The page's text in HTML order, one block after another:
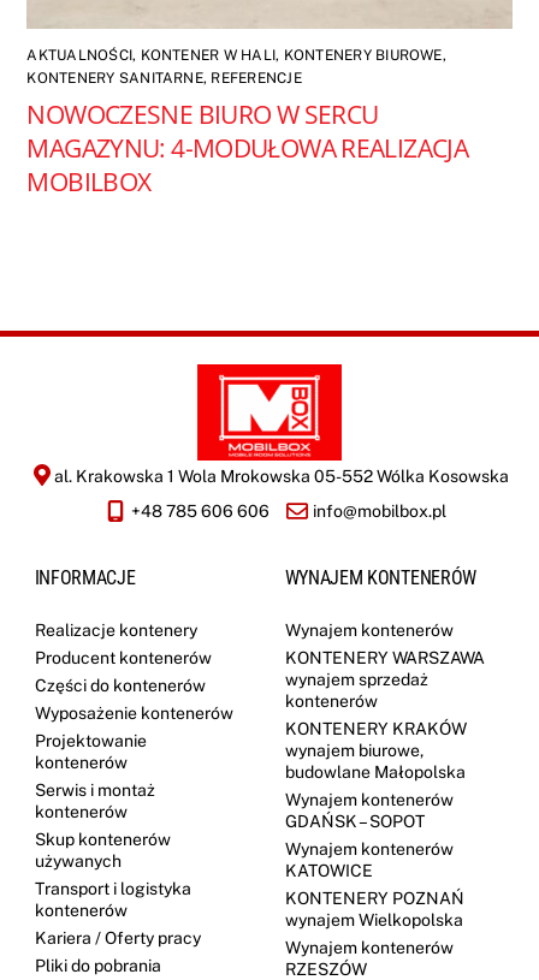
AKTUALNOŚCI, KONTENER W HALI, KONTENERY BIUROWE,
KONTENERY SANITARNE, REFERENCJE
NOWOCZESNE BIURO W SERCU
MAGAZYNU: 4-MODUŁOWA REALIZACJA
MOBILBOX
al. Krakowska 1 Wola Mrokowska 05-552 Wólka Kosowska
+48 785 606 606
info@mobilbox.pl
INFORMACJE
Realizacje kontenery
Producent kontenerów
Części do kontenerów
Wyposażenie kontenerów
Projektowanie
kontenerów
Serwis i montaż
kontenerów
Skup kontenerów
używanych
Transport i logistyka
kontenerów
Kariera / Oferty pracy
Pliki do pobrania
WYNAJEM KONTENERÓW
Wynajem kontenerów
KONTENERY WARSZAWA
wynajem sprzedaż
kontenerów
KONTENERY KRAKÓW
wynajem biurowe,
budowlane Małopolska
Wynajem kontenerów
GDAŃSK – SOPOT
Wynajem kontenerów
KATOWICE
KONTENERY POZNAŃ
wynajem Wielkopolska
Wynajem kontenerów
RZESZÓW